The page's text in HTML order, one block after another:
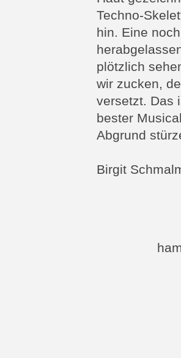
Techno-
hin. Eine
plötzlich
wir zucken,
versetzt. Das
bester
Abgrund
Birgit